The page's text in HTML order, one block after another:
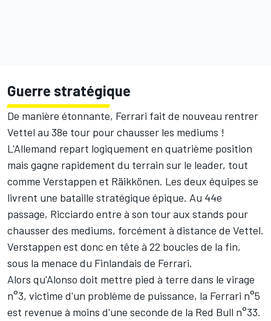
Guerre stratégique
De manière étonnante, Ferrari fait de nouveau rentrer
Vettel au 38e tour pour chausser les mediums !
L'Allemand repart logiquement en quatrième position
mais gagne rapidement du terrain sur le leader, tout
comme Verstappen et Räikkönen. Les deux équipes se
livrent une bataille stratégique épique. Au 44e
passage, Ricciardo entre à son tour aux stands pour
chausser des mediums, forcément à distance de Vettel.
Verstappen est donc en tête à 22 boucles de la fin,
sous la menace du Finlandais de Ferrari.
Alors qu'Alonso doit mettre pied à terre dans le virage
n°3, victime d'un problème de puissance, la Ferrari n°5
est revenue à moins d'une seconde de la Red Bull n°33.